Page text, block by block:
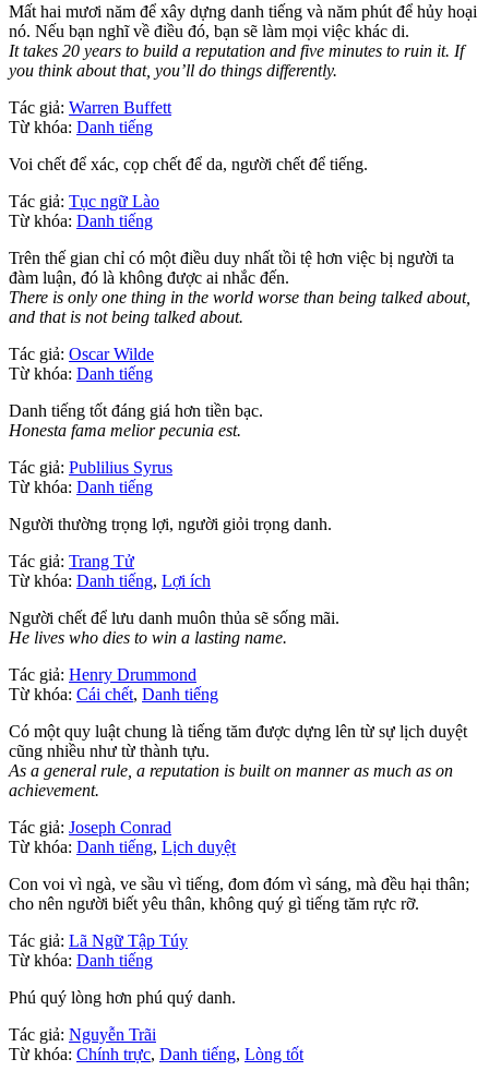
Mất hai mươi năm để xây dựng danh tiếng và năm phút để hủy hoại
nó. Nếu bạn nghĩ về điều đó, bạn sẽ làm mọi việc khác di.
It takes 20 years to build a reputation and five minutes to ruin it. If
you think about that, you’ll do things differently.
Tác giả: Warren Buffett
Từ khóa: Danh tiếng
Voi chết để xác, cọp chết để da, người chết để tiếng.
Tác giả: Tục ngữ Lào
Từ khóa: Danh tiếng
Trên thế gian chỉ có một điều duy nhất tồi tệ hơn việc bị người ta
đàm luận, đó là không được ai nhắc đến.
There is only one thing in the world worse than being talked about,
and that is not being talked about.
Tác giả: Oscar Wilde
Từ khóa: Danh tiếng
Danh tiếng tốt đáng giá hơn tiền bạc.
Honesta fama melior pecunia est.
Tác giả: Publilius Syrus
Từ khóa: Danh tiếng
Người thường trọng lợi, người giỏi trọng danh.
Tác giả: Trang Tử
Từ khóa: Danh tiếng, Lợi ích
Người chết để lưu danh muôn thủa sẽ sống mãi.
He lives who dies to win a lasting name.
Tác giả: Henry Drummond
Từ khóa: Cái chết, Danh tiếng
Có một quy luật chung là tiếng tăm được dựng lên từ sự lịch duyệt
cũng nhiều như từ thành tựu.
As a general rule, a reputation is built on manner as much as on
achievement.
Tác giả: Joseph Conrad
Từ khóa: Danh tiếng, Lịch duyệt
Con voi vì ngà, ve sầu vì tiếng, đom đóm vì sáng, mà đều hại thân;
cho nên người biết yêu thân, không quý gì tiếng tăm rực rỡ.
Tác giả: Lã Ngữ Tập Túy
Từ khóa: Danh tiếng
Phú quý lòng hơn phú quý danh.
Tác giả: Nguyễn Trãi
Từ khóa: Chính trực, Danh tiếng, Lòng tốt